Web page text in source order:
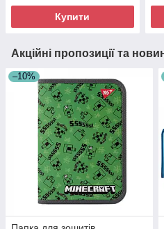
Купити
Акційні пропозиції та
–10%